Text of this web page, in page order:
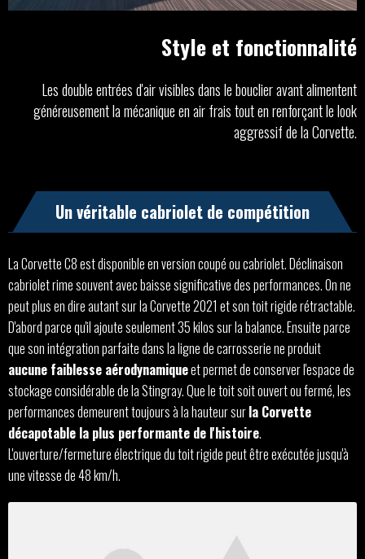
Style et fonctionnalité
Les double entrées d'air visibles dans le bouclier avant alimentent
généreusement la mécanique en air frais tout en renforçant le look
aggressif de la Corvette.
Un véritable cabriolet de compétition
La Corvette C8 est disponible en version coupé ou cabriolet. Déclinaison
cabriolet rime souvent avec baisse significative des performances. On ne
peut plus en dire autant sur la Corvette 2021 et son toit rigide rétractable.
D'abord parce qu'il ajoute seulement 35 kilos sur la balance. Ensuite parce
que son intégration parfaite dans la ligne de carrosserie ne produit
aucune faiblesse aérodynamiqueet permet de conserver l'espace de
stockage considérable de la Stingray. Que le toit soit ouvert ou fermé, les
performances demeurent toujours à la hauteur surla Corvette
décapotable la plus performante de l'histoire.
L'ouverture/fermeture électrique du toit rigide peut être exécutée jusqu'à
une vitesse de 48 km/h.